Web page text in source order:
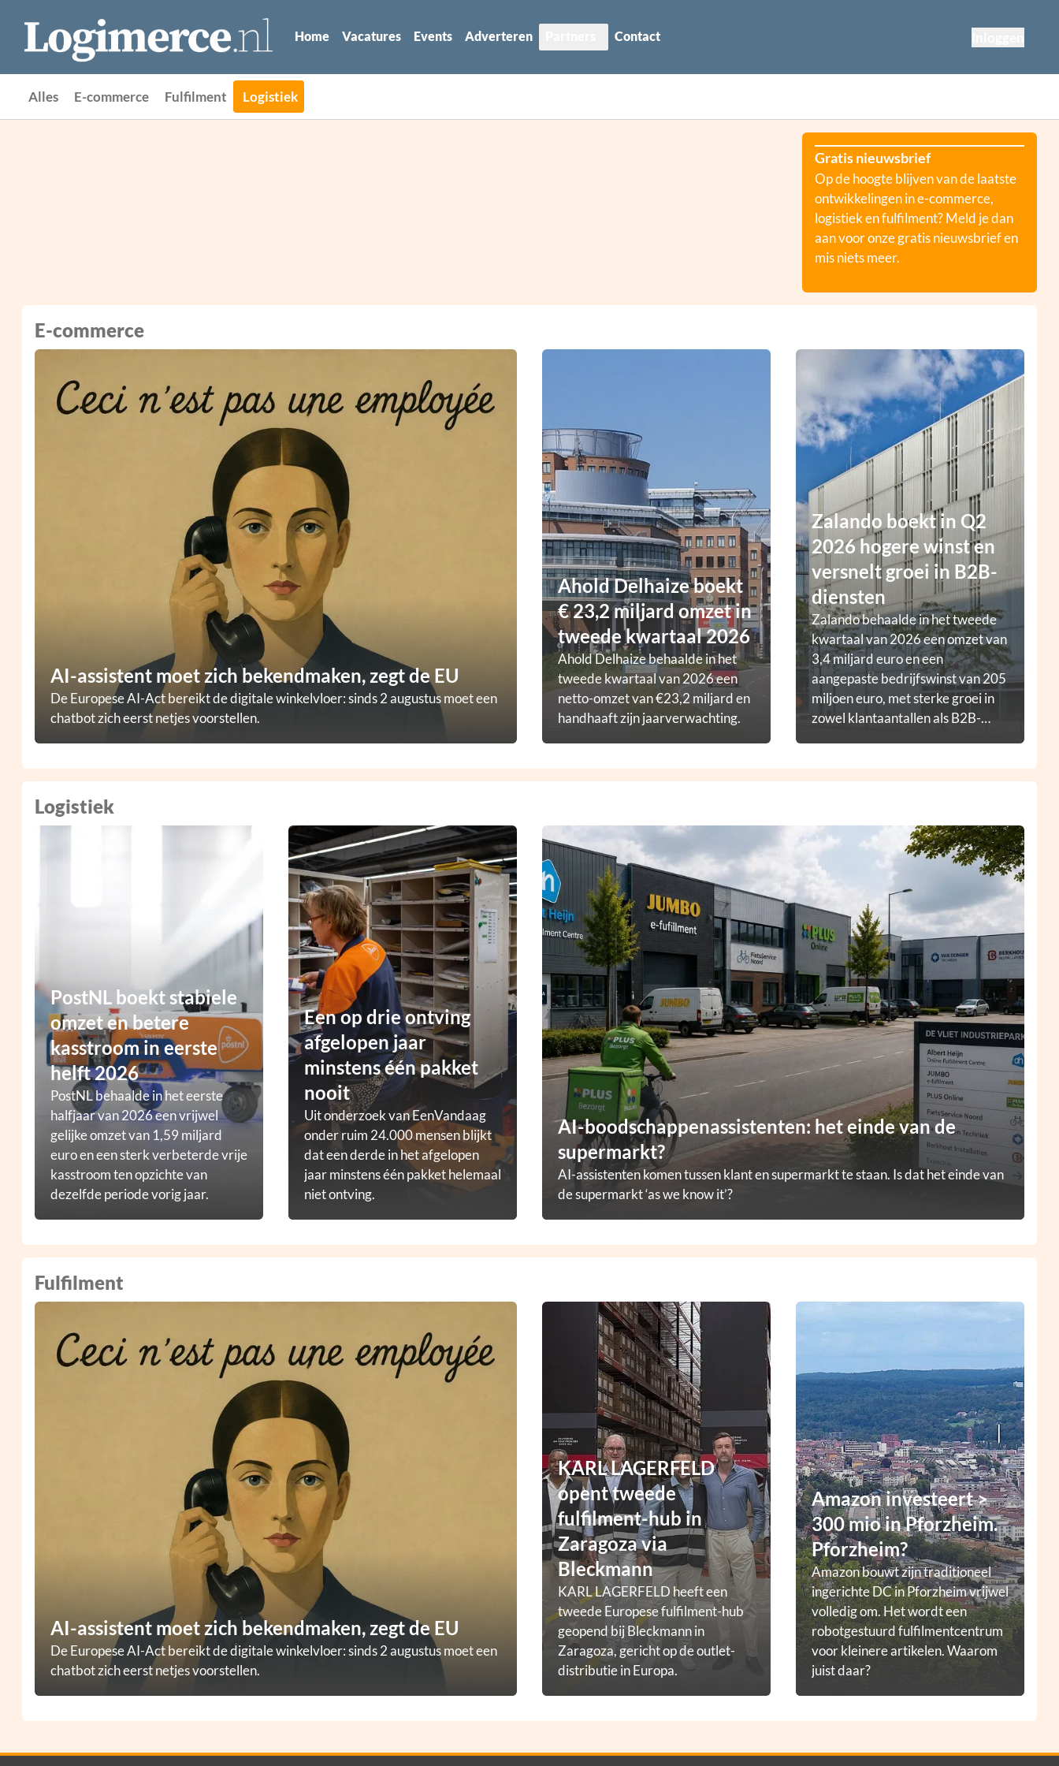
Home Vacatures Events Adverteren Contact
Alles E-commerce Fulfilment Logistiek
Gratis nieuwsbrief
Op de hoogte blijven van de laatste
ontwikkelingen in e-commerce,
logistiek en fulfilment? Meld je dan
aan voor onze gratis nieuwsbrief en
mis niets meer.
E-commerce
AI-assistent moet zich bekendmaken, zegt de EU
De Europese AI-Act bereikt de digitale winkelvloer: sinds 2 augustus moet een
chatbot zich eerst netjes voorstellen.
Ahold Delhaize boekt
€ 23,2 miljard omzet in
tweede kwartaal 2026
Ahold Delhaize behaalde in het
tweede kwartaal van 2026 een
netto-omzet van €23,2 miljard en
handhaaft zijn jaarverwachting.
Zalando boekt in Q2
2026 hogere winst en
versnelt groei in B2B-
diensten
Zalando behaalde in het tweede
kwartaal van 2026 een omzet van
3,4 miljard euro en een
aangepaste bedrijfswinst van 205
miljoen euro, met sterke groei in
zowel klantaantallen als B2B-
Logistiek
AI-boodschappenassistenten: het einde van de
supermarkt?
AI-assistenten komen tussen klant en supermarkt te staan. Is dat het einde van
de supermarkt ‘as we know it’?
PostNL boekt stabiele
omzet en betere
kasstroom in eerste
helft 2026
PostNL behaalde in het eerste
halfjaar van 2026 een vrijwel
gelijke omzet van 1,59 miljard
euro en een sterk verbeterde vrije
kasstroom ten opzichte van
dezelfde periode vorig jaar.
Een op drie ontving
afgelopen jaar
minstens één pakket
nooit
Uit onderzoek van EenVandaag
onder ruim 24.000 mensen blijkt
dat een derde in het afgelopen
jaar minstens één pakket helemaal
niet ontving.
Fulfilment
AI-assistent moet zich bekendmaken, zegt de EU
De Europese AI-Act bereikt de digitale winkelvloer: sinds 2 augustus moet een
chatbot zich eerst netjes voorstellen.
KARL LAGERFELD
opent tweede
fulfilment-hub in
Zaragoza via
Bleckmann
KARL LAGERFELD heeft een
tweede Europese fulfilment-hub
geopend bij Bleckmann in
Zaragoza, gericht op de outlet-
distributie in Europa.
Amazon investeert >
300 mio in Pforzheim.
Pforzheim?
Amazon bouwt zijn traditioneel
ingerichte DC in Pforzheim vrijwel
volledig om. Het wordt een
robotgestuurd fulfilmentcentrum
voor kleinere artikelen. Waarom
juist daar?